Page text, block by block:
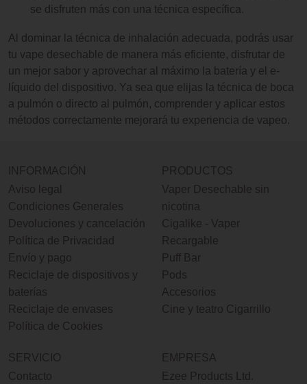
se disfruten más con una técnica específica.
Al dominar la técnica de inhalación adecuada, podrás usar
tu vape desechable de manera más eficiente, disfrutar de
un mejor sabor y aprovechar al máximo la batería y el e-
líquido del dispositivo. Ya sea que elijas la técnica de boca
a pulmón o directo al pulmón, comprender y aplicar estos
métodos correctamente mejorará tu experiencia de vapeo.
INFORMACIÓN
Aviso legal
Condiciones Generales
Devoluciones y cancelación
Política de Privacidad
Envío y pago
Reciclaje de dispositivos y
baterías
Reciclaje de envases
Política de Cookies
PRODUCTOS
Vaper Desechable sin
nicotina
Cigalike - Vaper
Recargable
Puff Bar
Pods
Accesorios
Cine y teatro Cigarrillo
SERVICIO
Contacto
EMPRESA
Ezee Products Ltd.